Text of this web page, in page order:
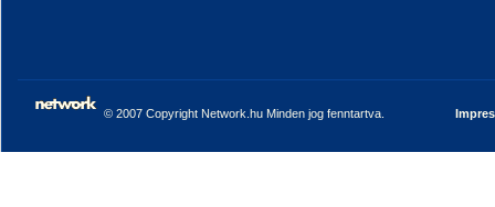
© 2007 Copyright Network.hu Minden jog fenntartva.